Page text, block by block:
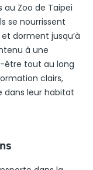
au Zoo de Taipei
se nourrissent
dorment jusqu’à
à une
être tout au long
clairs,
dans leur habitat